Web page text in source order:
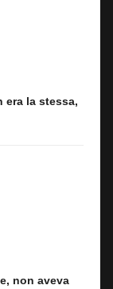
era la stessa,
non aveva